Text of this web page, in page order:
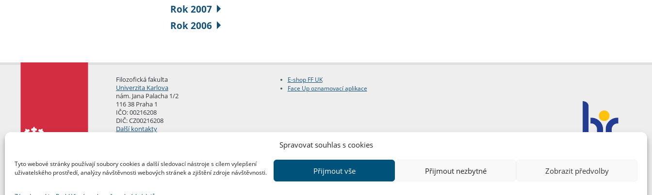
Spravovat souhlas s cookies
Tyto webové stránky používají soubory cookies a další sledovací nástroje s cílem vylepšení
uživatelského prostředí, analýzy návštěvnosti webových stránek a zjištění zdroje návštěvnosti.
Přijmout vše Přijmout nezbytné Zobrazit předvolby
Rok 2007
Rok 2006
Filozofická fakulta
Univerzita Karlova
nám. Jana Palacha 1/2
116 38 Praha 1
IČO: 00216208
DIČ: CZ00216208
Další kontakty
E-shop FF UK
Face Up oznamovací aplikace